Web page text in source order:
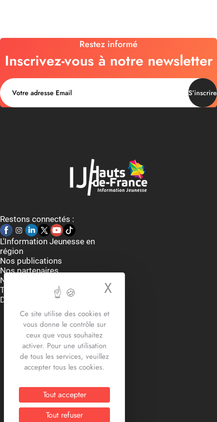
Ce site utilise des cookies et
vous donne le contrôle sur
ceux que vous souhaitez
activer. Pour une utilisation
de tous les services, veuillez
accepter tous les cookies.
Tout accepter
Tout refuser
X
Restez informé
Inscrivez-vous à notre newsletter
S’inscrire
Restons connectés :
L'Information Jeunesse en
région
Nos publications
Nos partenaires
Nous contacter
Thématiques
Dispositifs et aides
Accueil du lundi au vendredi
9h-12h30 / 13h30 -17h30
2 rue Edouard Delesalle
59800 Lille
03.20.12.87.30
contact@crij-hdf.fr